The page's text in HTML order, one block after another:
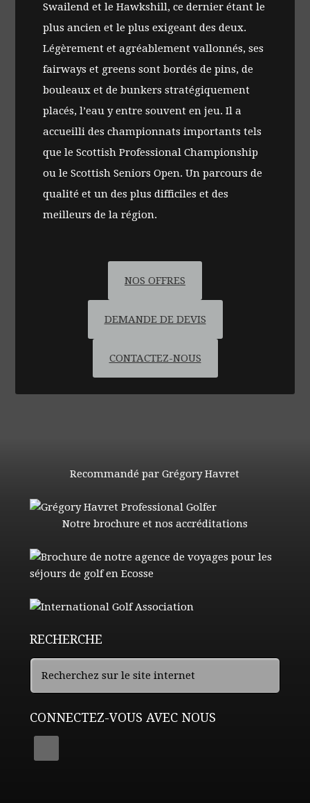
Swailend et le Hawkshill, ce dernier étant le
plus ancien et le plus exigeant des deux.
Légèrement et agréablement vallonnés, ses
fairways et greens sont bordés de pins, de
bouleaux et de bunkers stratégiquement
placés, l’eau y entre souvent en jeu. Il a
accueilli des championnats importants tels
que le Scottish Professional Championship
ou le Scottish Seniors Open. Un parcours de
qualité et un des plus difficiles et des
meilleurs de la région.
NOS OFFRES
DEMANDE DE DEVIS
CONTACTEZ-NOUS
Recommandé par Grégory Havret
Notre brochure et nos accréditations
RECHERCHE
CONNECTEZ-VOUS AVEC NOUS